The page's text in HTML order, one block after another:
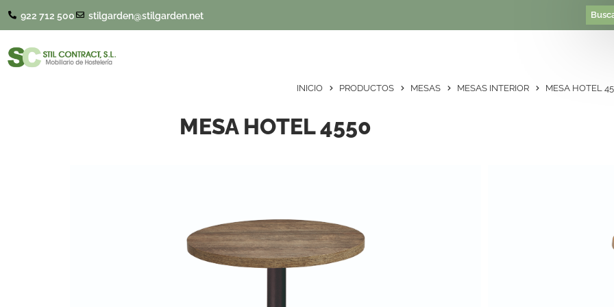
922 712 500 stilgarden@stilgarden.net
INICIO PRODUCTOS MESAS MESAS INTERIOR MESA HOTEL
MESA HOTEL 4550